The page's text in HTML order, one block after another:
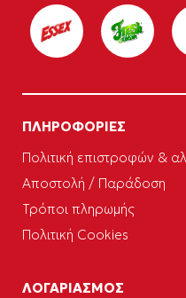
ΠΛΗΡΟΦΟΡΙΕΣ
Πολιτική επιστροφών &
Αποστολή / Παράδοση
Τρόποι πληρωμής
Πολιτική Cookies
ΛΟΓΑΡΙΑΣΜΟΣ